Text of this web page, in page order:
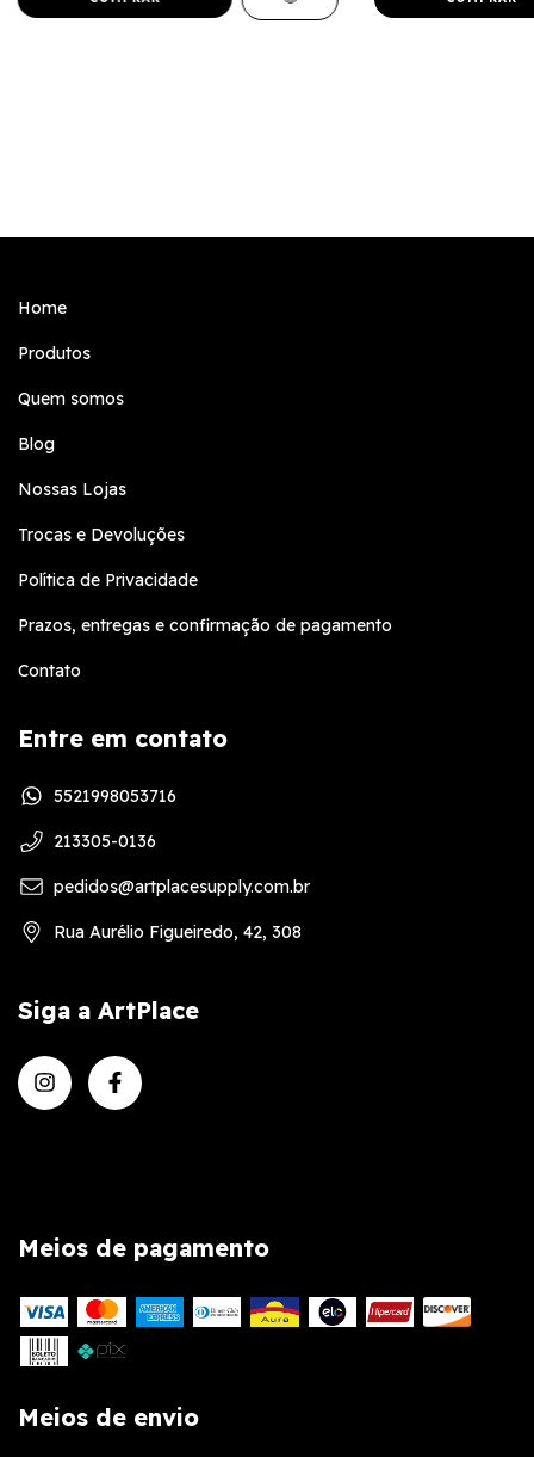
Home
Produtos
Quem somos
Blog
Nossas Lojas
Trocas e Devoluções
Política de Privacidade
Prazos, entregas e confirmação de pagamento
Contato
Entre em contato
5521998053716
213305-0136
pedidos@artplacesupply.com.br
Rua Aurélio Figueiredo, 42, 308
Siga a ArtPlace
Meios de pagamento
Meios de envio